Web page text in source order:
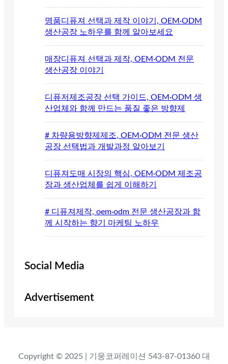
명품디퓨져 선택과 제작 이야기, OEM·ODM
생산공장 노하우를 함께 알아보세요
매장디퓨져 선택과 제작, OEM·ODM 전문
생산공장 이야기
디퓨저제조공장 선택 가이드, OEM·ODM 생
산업체와 함께 만드는 품질 좋은 방향제
# 차량용방향제제조, OEM·ODM 전문 생산
공장 선택법과 개발과정 알아보기
디퓨져도매 시장의 핵심, OEM·ODM 제조공
장과 생산업체를 쉽게 이해하기
# 디퓨져제작, oem·odm 전문 생산공장과 함
께 시작하는 향기 마케팅 노하우
Social Media
Advertisement
Copyright © 2025 | 기웅코퍼레이션 543-87-01360 대